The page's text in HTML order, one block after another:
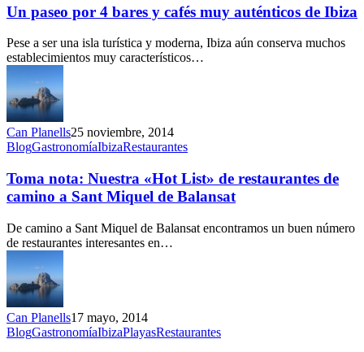
por
4
bares
y
cafés
muy
auténticos
de
Ibiza
Un paseo por 4 bares y cafés muy auténticos de Ibiza
Pese a ser una isla turística y moderna, Ibiza aún conserva muchos
establecimientos muy característicos…
Can Planells25 noviembre, 2014
Toma
Nuestra
«Hot
List»
restaurantes
de
camino
a
Sant
Miquel
de
Balansat
BlogGastronomíaIbizaRestaurantes
Toma nota: Nuestra «Hot List» de restaurantes de
camino a Sant Miquel de Balansat
De camino a Sant Miquel de Balansat encontramos un buen número
de restaurantes interesantes en…
Can Planells17 mayo, 2014
Verano
BlogGastronomíaIbizaPlayasRestaurantes